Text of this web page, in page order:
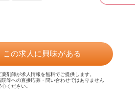
この求人に興味がある
薬剤師が求人情報を無料でご提供します。
院等への直接応募・問い合わせではありません
ください。